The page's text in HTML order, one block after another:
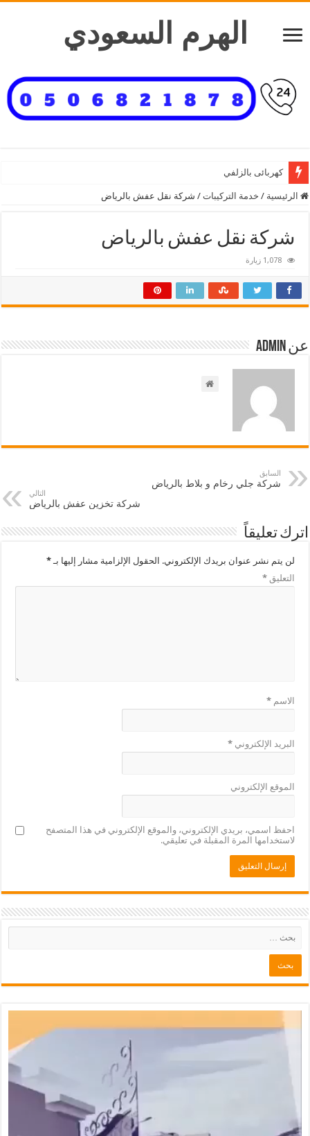
الهرم السعودي
كهربائى بالزلفي
الرئيسية / خدمة التركيبات / شركة نقل عفش بالرياض
شركة نقل عفش بالرياض
1,078 زيارة
عن admin
السابق
شركة جلي رخام و بلاط بالرياض
التالي
شركة تخزين عفش بالرياض
اترك تعليقاً
لن يتم نشر عنوان بريدك الإلكتروني. الحقول الإلزامية مشار إليها بـ*
التعليق*
الاسم*
البريد الإلكتروني*
الموقع الإلكتروني
احفظ اسمي، بريدي الإلكتروني، والموقع الإلكتروني في هذا المتصفح
لاستخدامها المرة المقبلة في تعليقي.